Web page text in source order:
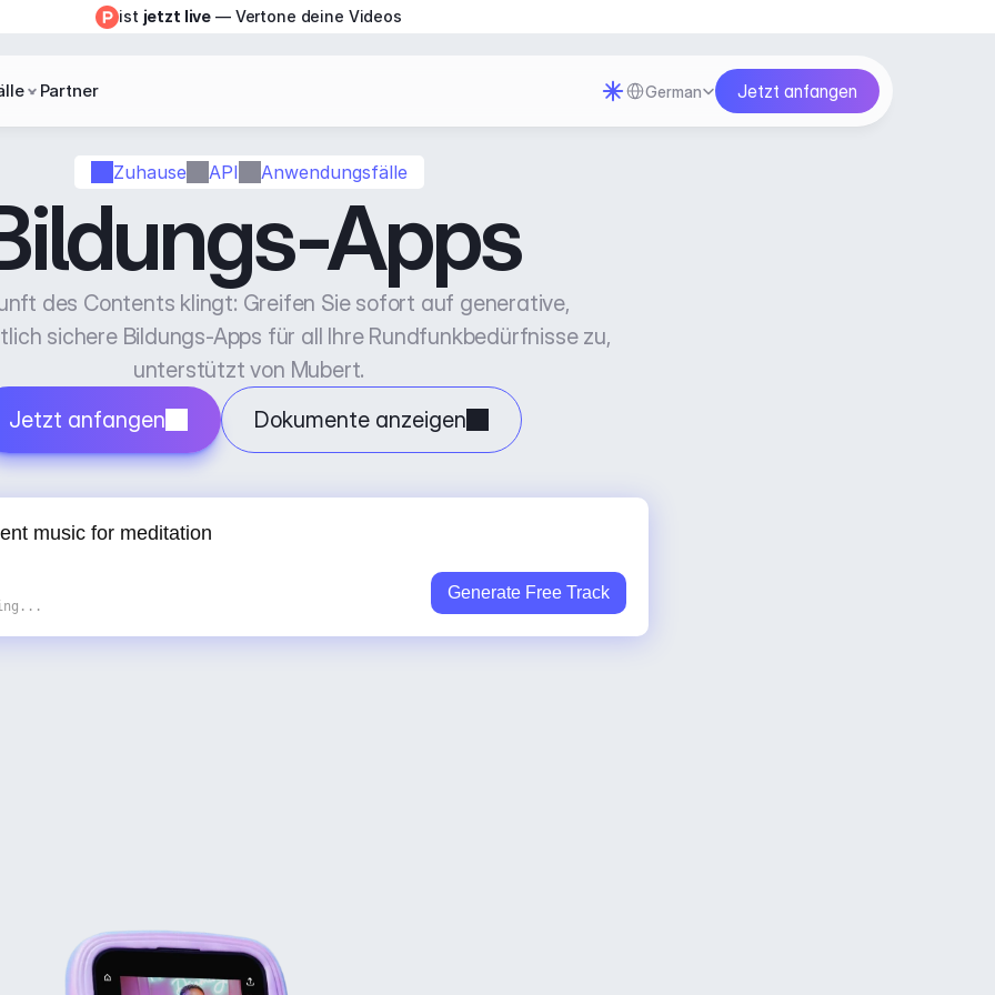
Zuhause API Anwendungsfälle
Apps
des Contents klingt: Greifen Sie sofort auf generative,
sichere Bildungs-Apps für all Ihre Rundfunkbedürfnisse zu,
unterstützt von Mubert.
Jetzt anfangen
Dokumente anzeigen
Generate Free Track
ist jetzt live — Vertone deine Videos
Partner Select Language
German Jetzt anfangen